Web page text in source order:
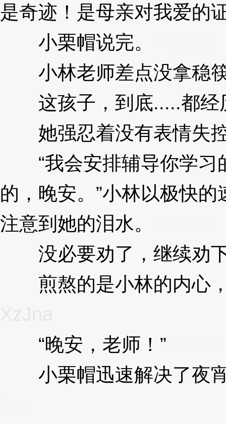
是奇迹！是母亲对我爱的
小栗帽说完。
小林老师差点没拿稳
这孩子，到底.....都经
她强忍着没有表情失
“我会安排辅导你学习
的，晚安。”小林以极快
注意到她的泪水。
没必要劝了，继续劝
煎熬的是小林的内心，
“晚安，老师！”
小栗帽迅速解决了夜宵